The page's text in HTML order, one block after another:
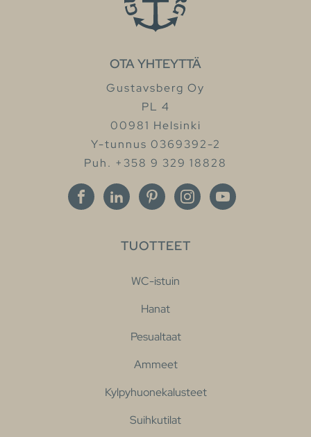
OTA YHTEYTTÄ
Gustavsberg Oy
PL 4
00981 Helsinki
Y-tunnus 0369392-2
Puh. +358 9 329 18828
TUOTTEET
WC-istuin
Hanat
Pesualtaat
Ammeet
Kylpyhuonekalusteet
Suihkutilat